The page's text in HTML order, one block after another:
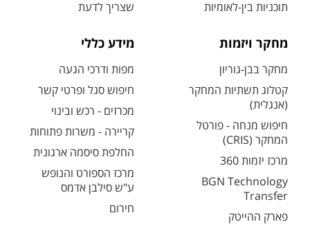
תוכניות בין-לאומיות
שצריך לדעת
מחקר ויזמות
מחקר בבן-גוריון
קטלוג תשתיות המחקר
(אנגלית)
חיפוש מנחה - פורטל
המחקר (CRIS)
מרכז יזמות 360
BGN Technology
Transfer
פארק ההייטק
מידע כללי
מפות ודרכי הגעה
חיפוש סגל ופרטי קשר
מכרזים - רכש ובינוי
קריירה - משרות פתוחות
החלפת סיסמה ארגונית
מרכז הספורט והנופש
ע"ש סילבן אדמס
חירום